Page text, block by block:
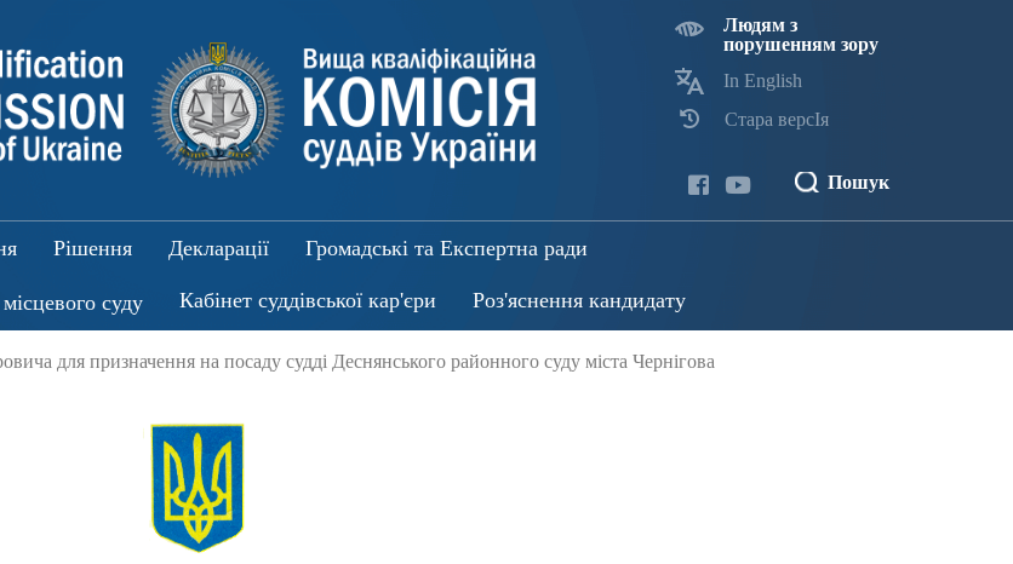
Людям з
порушенням зору
In English
Стара версІя
Пошук
Рішення Декларації Громадські та Експертна ради
суду Кабінет суддівської кар'єри Роз'яснення кандидату
для призначення на посаду судді Деснянського районного суду міста Чернігова